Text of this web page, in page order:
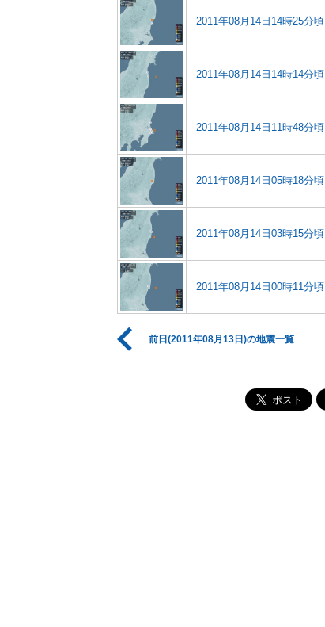
2011年08月14日14時25分頃
2011年08月14日14時14分頃
2011年08月14日11時48分頃
2011年08月14日05時18分頃
2011年08月14日03時15分頃
2011年08月14日00時11分頃
前日(2011年08月13日)の地震一覧